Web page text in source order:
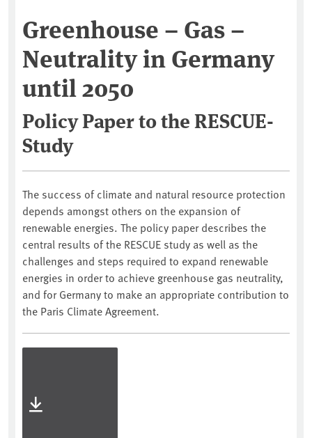
Greenhouse – Gas –
Neutrality in Germany
until 2050
Policy Paper to the RESCUE-
Study
The success of climate and natural resource protection
depends amongst others on the expansion of
renewable energies. The policy paper describes the
central results of the RESCUE study as well as the
challenges and steps required to expand renewable
energies in order to achieve greenhouse gas neutrality,
and for Germany to make an appropriate contribution to
the Paris Climate Agreement.